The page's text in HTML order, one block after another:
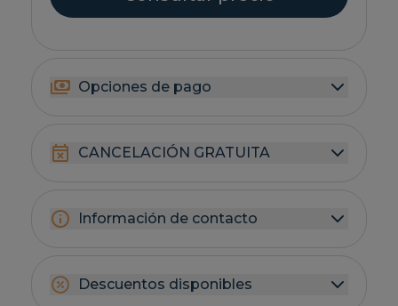
Opciones de pago
CANCELACIÓN GRATUITA
Información de contacto
Descuentos disponibles